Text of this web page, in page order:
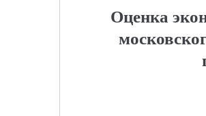
Оценка